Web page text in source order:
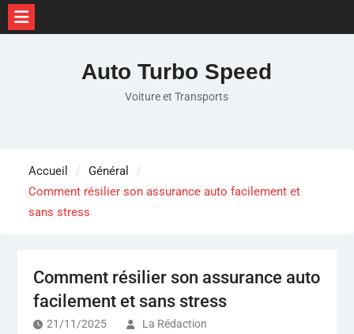
Auto Turbo Speed
Voiture et Transports
Accueil
Général
Comment résilier son assurance auto facilement et
sans stress
Comment résilier son assurance auto
facilement et sans stress
21/11/2025 La Rédaction